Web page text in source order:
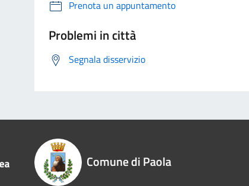
Prenota un appuntamento
Problemi in città
Segnala disservizio
Comune di Paola